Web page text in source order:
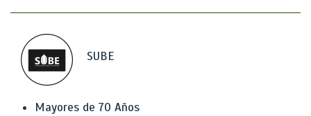
SUBE
Mayores de 70 Años